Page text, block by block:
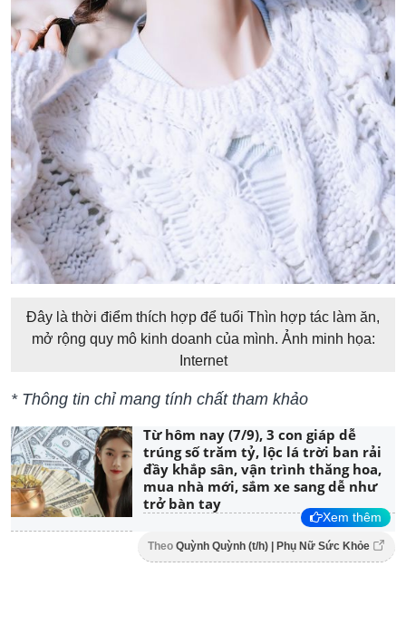
Đây là thời điểm thích hợp để tuổi Thìn hợp tác làm ăn,
mở rộng quy mô kinh doanh của mình. Ảnh minh họa:
Internet
* Thông tin chỉ mang tính chất tham khảo
Từ hôm nay (7/9), 3 con giáp dễ
trúng số trăm tỷ, lộc lá trời ban rải
đầy khắp sân, vận trình thăng hoa,
mua nhà mới, sắm xe sang dễ như
trở bàn tay
Xem thêm
Theo Quỳnh Quỳnh (t/h) | Phụ Nữ Sức Khỏe